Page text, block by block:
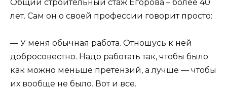
Общий строительный стаж Егорова – более 40
лет. Сам он о своей профессии говорит просто:
— У меня обычная работа. Отношусь к ней
добросовестно. Надо работать так, чтобы было
как можно меньше претензий, а лучше — чтобы
их вообще не было. Вот и все.